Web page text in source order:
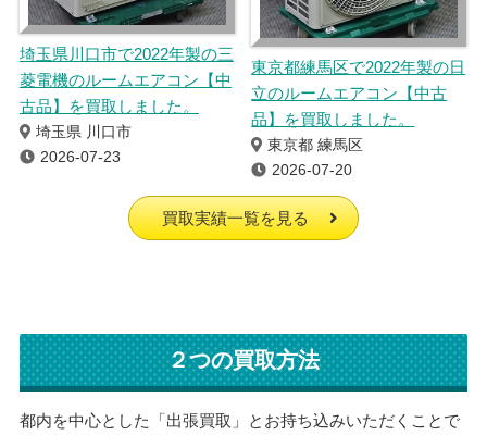
埼玉県川口市で2022年製の三
菱電機のルームエアコン【中
古品】を買取しました。
埼玉県 川口市
2026-07-23
東京都練馬区で2022年製の日
立のルームエアコン【中古
品】を買取しました。
東京都 練馬区
2026-07-20
買取実績一覧を見る
２つの買取方法
都内を中心とした「出張買取」とお持ち込みいただくことで